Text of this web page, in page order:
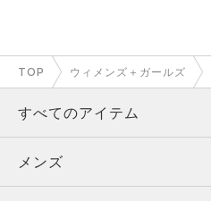
TOP ウィメンズ＋ガールズ
すべてのアイテム
メンズ
メンズ